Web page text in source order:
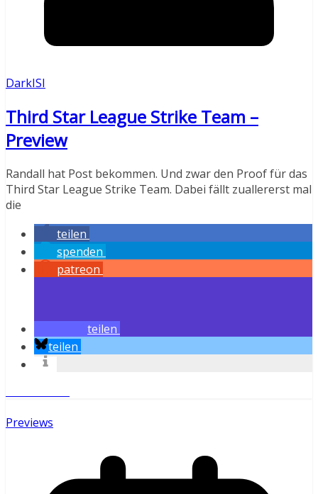
DarkISI
Third Star League Strike Team –
Preview
Randall hat Post bekommen. Und zwar den Proof für das
Third Star League Strike Team. Dabei fällt zuallererst mal
die
teilen
spenden
patreon
teilen
teilen
Previews